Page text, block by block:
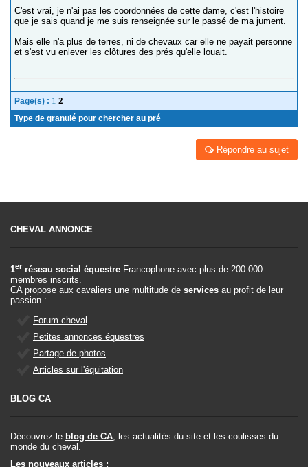
C'est vrai, je n'ai pas les coordonnées de cette dame, c'est l'histoire
que je sais quand je me suis renseignée sur le passé de ma jument.
Mais elle n'a plus de terres, ni de chevaux car elle ne payait personne
et s'est vu enlever les clôtures des prés qu'elle louait.
Page(s) : 1 2
Type de granulé pour chercher au pré
Répondre au sujet
CHEVAL ANNONCE
1er réseau social équestre Francophone avec plus de 200.000
membres inscrits.
CA propose aux cavaliers une multitude de services au profit de leur
passion :
Forum cheval
Petites annonces équestres
Partage de photos
Articles sur l'équitation
BLOG CA
Découvrez le blog de CA, les actualités du site et les coulisses du
monde du cheval.
Les nouveaux articles :